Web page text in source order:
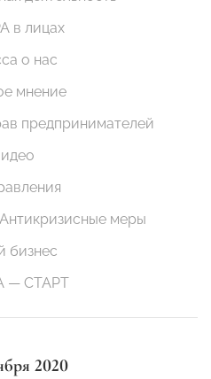
в лицах
о нас
мнение
предпринимателей
меры
бизнес
— СТАРТ
2020